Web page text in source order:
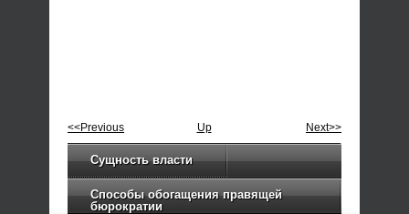
<<Previous Up Next>>
Сущность власти
Способы обогащения правящей
бюрократии